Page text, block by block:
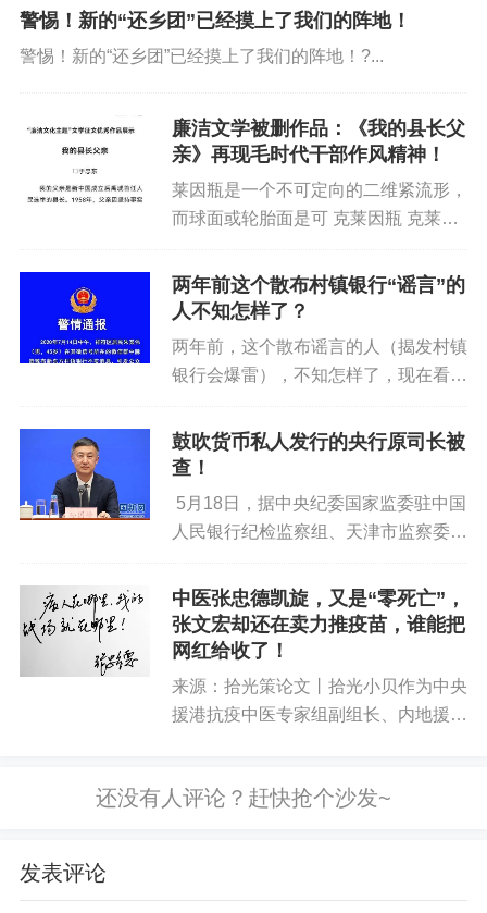
全面……...
警惕！新的“还乡团”已经摸上了我们的阵地！
警惕！新的“还乡团”已经摸上了我们的阵地！?...
廉洁文学被删作品：《我的县长父
亲》再现毛时代干部作风精神！
莱因瓶是一个不可定向的二维紧流形，
而球面或轮胎面是可 克莱因瓶 克莱因
因瓶，有一点似乎令人困惑－－克莱因
瓶的瓶颈和瓶身是相交的，换句话说，
两年前这个散布村镇银行“谣言”的
人不知怎样了？
两年前，这个散布谣言的人（揭发村镇
银行会爆雷），不知怎样了，现在看
事的评论：...
鼓吹货币私人发行的央行原司长被
查！
5月18日，据中央纪委国家监委驻中国
人民银行纪检监察组、天津市监察委员
长孙国峰涉嫌严重违纪违法，目前正接
受纪律审查和监察调查。 据证券时报
报道，...
中医张忠德凯旋，又是“零死亡”，
张文宏却还在卖力推疫苗，谁能把
网红给收了！
来源：拾光策论文丨拾光小贝作为中央
援港抗疫中医专家组副组长、内地援港
5日结束援港任务返回广东休整。先后
发表评论